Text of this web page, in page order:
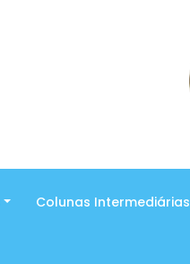
Colunas Intermediárias